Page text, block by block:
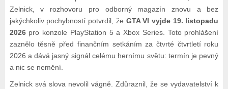
Zelnick, v rozhovoru pro odborný magazín znovu a bez
jakýchkoliv pochybností potvrdil, že GTA VI vyjde 19. listopadu
2026pro konzole PlayStation 5 a Xbox Series. Toto prohlášení
zaznělo těsně před finančním setkáním za čtvrté čtvrtletí roku
2026 a dává jasný signál celému hernímu světu: termín je pevný
a nic se nemění.
Zelnick svá slova nevolil vágně. Zdůraznil, že se vydavatelství k